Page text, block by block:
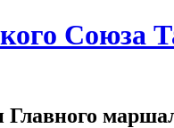
Союза